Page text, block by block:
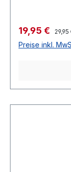
19,95 € 29,95
Preise inkl.